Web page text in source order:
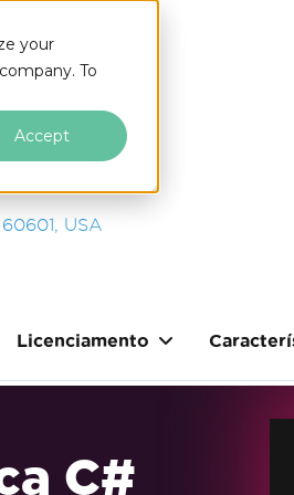
your
To
Accept
USA
Licenciamento
C#